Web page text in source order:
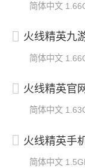
简体中文
火线精英九
简体中文
火线精英官
简体中文
火线精英手
简体中文